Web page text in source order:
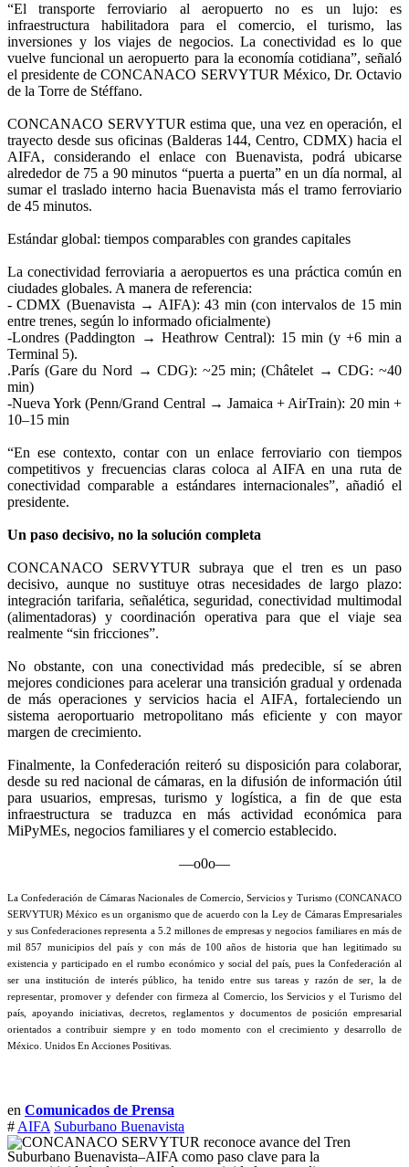
“El transporte ferroviario al aeropuerto no es un lujo: es
infraestructura habilitadora para el comercio, el turismo, las
inversiones y los viajes de negocios. La conectividad es lo que
vuelve funcional un aeropuerto para la economía cotidiana”, señaló
el presidente de CONCANACO SERVYTUR México, Dr. Octavio
de la Torre de Stéffano.
CONCANACO SERVYTUR estima que, una vez en operación, el
trayecto desde sus oficinas (Balderas 144, Centro, CDMX) hacia el
AIFA, considerando el enlace con Buenavista, podrá ubicarse
alrededor de 75 a 90 minutos “puerta a puerta” en un día normal, al
sumar el traslado interno hacia Buenavista más el tramo ferroviario
de 45 minutos.
Estándar global: tiempos comparables con grandes capitales
La conectividad ferroviaria a aeropuertos es una práctica común en
ciudades globales. A manera de referencia:
- CDMX (Buenavista → AIFA): 43 min (con intervalos de 15 min
entre trenes, según lo informado oficialmente)
-Londres (Paddington → Heathrow Central): 15 min (y +6 min a
Terminal 5).
.París (Gare du Nord → CDG): ~25 min; (Châtelet → CDG: ~40
min)
-Nueva York (Penn/Grand Central → Jamaica + AirTrain): 20 min +
10–15 min
“En ese contexto, contar con un enlace ferroviario con tiempos
competitivos y frecuencias claras coloca al AIFA en una ruta de
conectividad comparable a estándares internacionales”, añadió el
presidente.
Un paso decisivo, no la solución completa
CONCANACO SERVYTUR subraya que el tren es un paso
decisivo, aunque no sustituye otras necesidades de largo plazo:
integración tarifaria, señalética, seguridad, conectividad multimodal
(alimentadoras) y coordinación operativa para que el viaje sea
realmente “sin fricciones”.
No obstante, con una conectividad más predecible, sí se abren
mejores condiciones para acelerar una transición gradual y ordenada
de más operaciones y servicios hacia el AIFA, fortaleciendo un
sistema aeroportuario metropolitano más eficiente y con mayor
margen de crecimiento.
Finalmente, la Confederación reiteró su disposición para colaborar,
desde su red nacional de cámaras, en la difusión de información útil
para usuarios, empresas, turismo y logística, a fin de que esta
infraestructura se traduzca en más actividad económica para
MiPyMEs, negocios familiares y el comercio establecido.
—o0o—
La Confederación de Cámaras Nacionales de Comercio, Servicios y Turismo (CONCANACO
SERVYTUR) México es un organismo que de acuerdo con la Ley de Cámaras Empresariales
y sus Confederaciones representa a 5.2 millones de empresas y negocios familiares en más de
mil 857 municipios del país y con más de 100 años de historia que han legitimado su
existencia y participado en el rumbo económico y social del país, pues la Confederación al
ser una institución de interés público, ha tenido entre sus tareas y razón de ser, la de
representar, promover y defender con firmeza al Comercio, los Servicios y el Turismo del
país, apoyando iniciativas, decretos, reglamentos y documentos de posición empresarial
orientados a contribuir siempre y en todo momento con el crecimiento y desarrollo de
México. Unidos En Acciones Positivas.
en Comunicados de Prensa
# AIFA Suburbano Buenavista